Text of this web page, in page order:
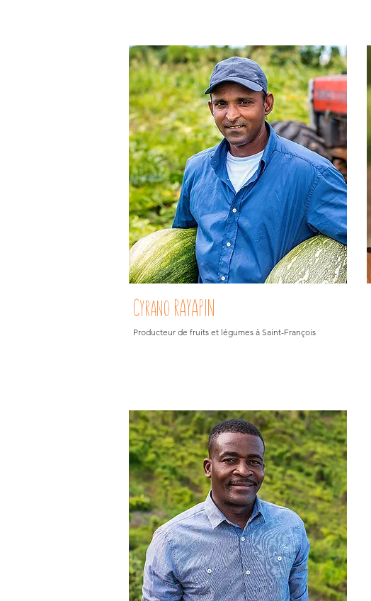
Cyrano RAYAPIN
Producteur de fruits et légumes à Saint-François